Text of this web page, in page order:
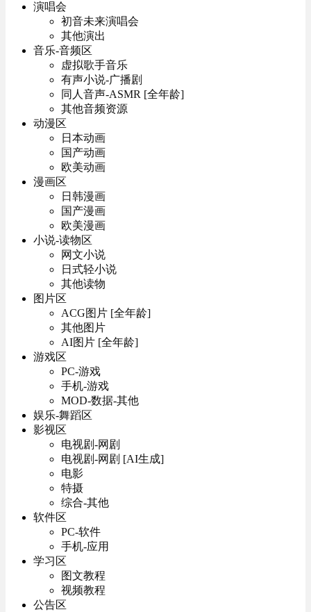
演唱会
初音未来演唱会
其他演出
音乐-音频区
虚拟歌手音乐
有声小说-广播剧
同人音声-ASMR [全年龄]
其他音频资源
动漫区
日本动画
国产动画
欧美动画
漫画区
日韩漫画
国产漫画
欧美漫画
小说-读物区
网文小说
日式轻小说
其他读物
图片区
ACG图片 [全年龄]
其他图片
AI图片 [全年龄]
游戏区
PC-游戏
手机-游戏
MOD-数据-其他
娱乐-舞蹈区
影视区
电视剧-网剧
电视剧-网剧 [AI生成]
电影
特摄
综合-其他
软件区
PC-软件
手机-应用
学习区
图文教程
视频教程
公告区